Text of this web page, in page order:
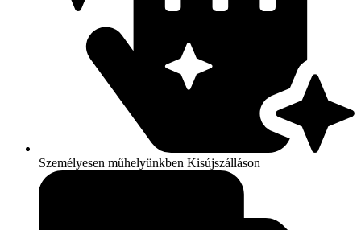
Személyesen műhelyünkben Kisújszálláson